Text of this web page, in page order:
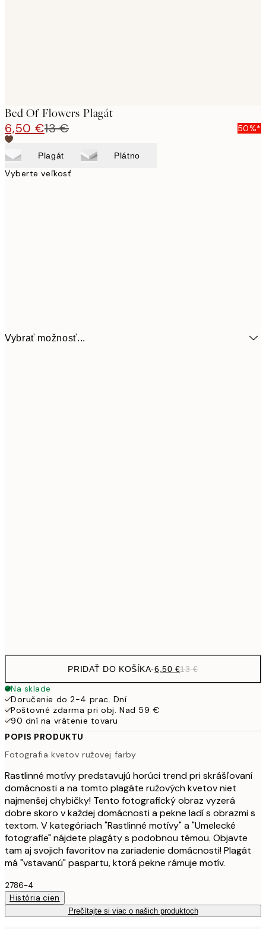
Bed Of Flowers Plagát
6,50 €13 € 50%*
Plagát Plátno
Vyberte veľkosť
Vybrať možnosť...
PRIDAŤ DO KOŠÍKA-6,50 €13 €
Na sklade
Doručenie do 2-4 prac. Dní
Poštovné zdarma pri obj. Nad 59 €
90 dní na vrátenie tovaru
POPIS PRODUKTU
Fotografia kvetov ružovej farby
Rastlinné motívy predstavujú horúci trend pri skrášľovaní
domácnosti a na tomto plagáte ružových kvetov niet
najmenšej chybičky! Tento fotografický obraz vyzerá
dobre skoro v každej domácnosti a pekne ladí s obrazmi s
textom. V kategóriach "Rastlinné motívy" a "Umelecké
fotografie" nájdete plagáty s podobnou témou. Objavte
tam aj svojich favoritov na zariadenie domácnosti! Plagát
má "vstavanú" paspartu, ktorá pekne rámuje motív.
2786-4
História cien
Prečítajte si viac o našich produktoch